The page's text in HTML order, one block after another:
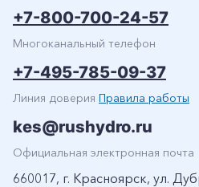
+7-800-700-24-57
Многоканальный телефон
+7-495-785-09-37
Линия доверия Правила работы
kes@rushydro.ru
Официальная электронная почта
660017, г. Красноярск, ул.